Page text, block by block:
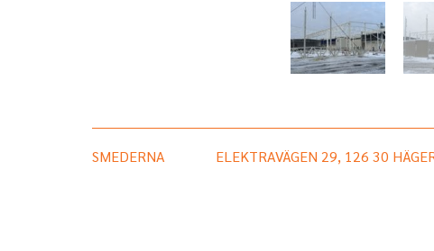
SMEDERNA ELEKTRAVÄGEN 29, 126 30